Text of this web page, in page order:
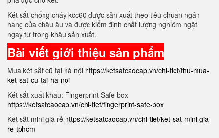
Két sắt chống cháy kcc60 được sản xuất theo tiêu chuẩn ngân
hàng của châu âu và được kiểm định chất lượng nghiêm ngặt
ngay từ trong khâu sản xuất.
Bài viết giới thiệu sản phẩm
Mua két sắt cũ tại hà nội https://ketsatcaocap.vn/chi-tiet/thu-mua-
ket-sat-cu-tai-ha-noi
Két sắt xuất khẩu: Fingerprint Safe box
https://ketsatcaocap.vn/chi-tiet/fingerprint-safe-box
Két sắt mini giá rẻ https://ketsatcaocap.vn/chi-tiet/ket-sat-mini-gia-
re-tphcm